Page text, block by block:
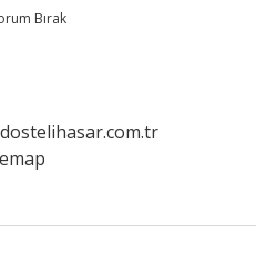
Bırak